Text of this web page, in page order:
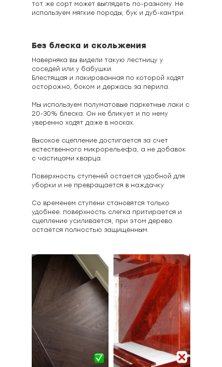
тот же сорт может выглядеть по-разному. Не
используем мягкие породы, бук и дуб-кантри.
Наверняка вы видели такую лестницу у
соседей или у бабушки.
Блестящая и лакированная по которой ходят
осторожно, боком и держась за перила.
Мы используем полуматовые паркетные лаки с
20-30% блеска. Он не бликует и по нему
уверенно ходят даже в носках.
Высокое сцепление достигается за счет
естественного микрорельефа, а не добавок
с частицами кварца.
Поверхность ступеней остается удобной для
уборки и не превращается в наждачку
Со временем ступени становятся только
удобнее: поверхность слегка притирается и
сцепление усиливается, при этом дерево
остаётся полностью защищённым.
Без блеска и скольжения